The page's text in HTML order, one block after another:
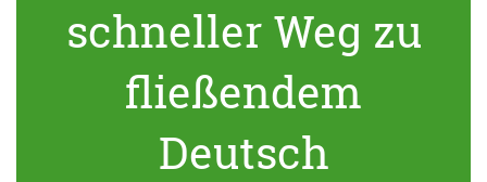
schneller Weg zu
fließendem
Deutsch